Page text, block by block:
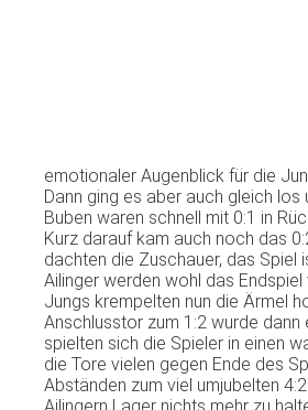
emotionaler Augenblick für die
Dann ging es aber auch gleich los
Buben waren schnell mit 0:1 in
Kurz darauf kam auch noch das
dachten die Zuschauer, das Spiel
Ailinger werden wohl das Endspiel
Jungs krempelten nun die Ärmel
Anschlusstor zum 1:2 wurde dann
spielten sich die Spieler in einen
die Tore vielen gegen Ende des
Abständen zum viel umjubelten 4:2